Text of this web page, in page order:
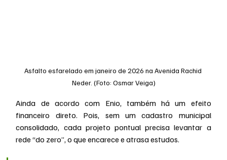
Asfalto esfarelado em janeiro de 2026 na Avenida Rachid
Neder. (Foto: Osmar Veiga)
Ainda de acordo com Enio, também há um efeito
financeiro direto. Pois, sem um cadastro municipal
consolidado, cada projeto pontual precisa levantar a
rede “do zero”, o que encarece e atrasa estudos.